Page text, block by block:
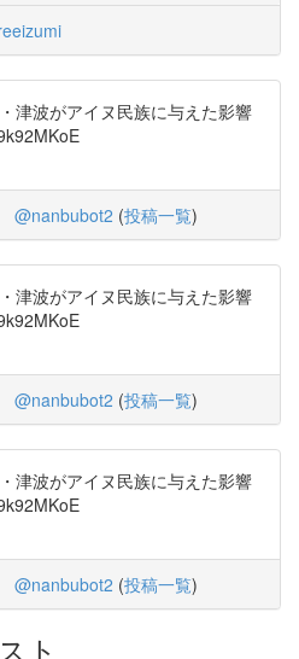
津波がアイヌ民族に与えた影響
@nanbubot2 (投稿一覧)
津波がアイヌ民族に与えた影響
@nanbubot2 (投稿一覧)
津波がアイヌ民族に与えた影響
@nanbubot2 (投稿一覧)
ト